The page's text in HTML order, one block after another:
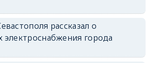
рассказал о
электроснабжения города